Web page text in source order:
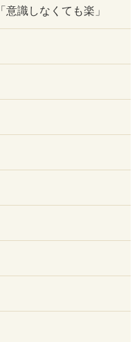
識しなくても楽」